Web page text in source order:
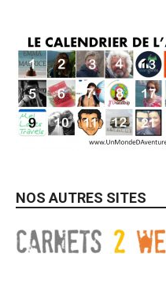
NOS AUTRES SITES